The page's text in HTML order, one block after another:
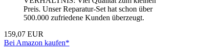
Preis. Unser Reparatur-Set hat schon über
500.000 zufriedene Kunden überzeugt.
159,07 EUR
Bei Amazon kaufen*